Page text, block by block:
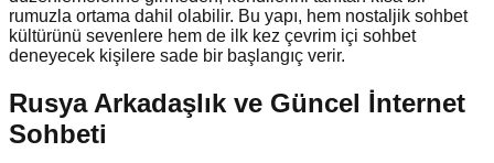
rumuzla ortama dahil olabilir. Bu yapı, hem nostaljik sohbet
kültürünü sevenlere hem de ilk kez çevrim içi sohbet
deneyecek kişilere sade bir başlangıç verir.
Rusya Arkadaşlık ve Güncel İnternet
Sohbeti